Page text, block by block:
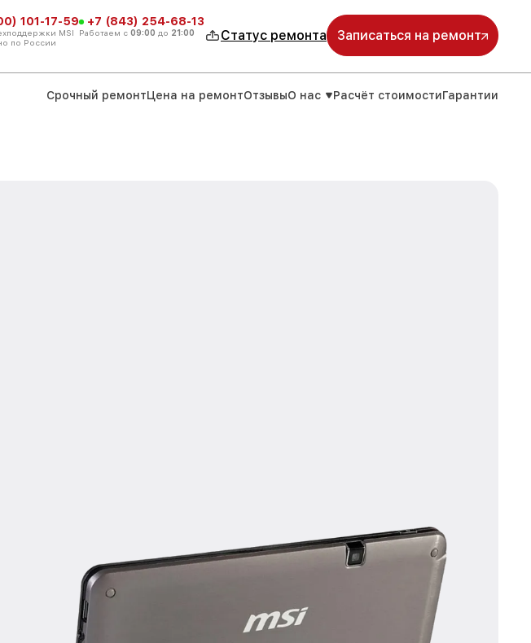
101-17-59
MSI
по России
+7 (843) 254-68-13
Работаем с 09:00 до 21:00 Статус ремонта Записаться на ремонт
Срочный ремонтЦена на ремонтОтзывыО нас Расчёт стоимостиГарантии